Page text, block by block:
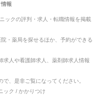
情報
ックの評判・求人・転職情報を掲載
・薬局を探せるほか、予約ができる
求人や看護師求人、薬剤師求人情報
、是非ご覧になってください。
ック / かかりつけ